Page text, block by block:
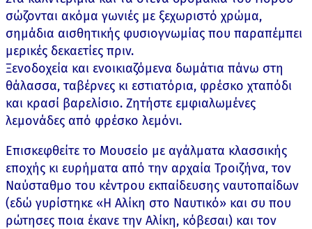
σώζονται ακόμα γωνιές με ξεχωριστό χρώμα,
σημάδια αισθητικής φυσιογνωμίας που παραπέμπει
μερικές δεκαετίες πριν.
Ξενοδοχεία και ενοικιαζόμενα δωμάτια πάνω στη
θάλασσα, ταβέρνες κι εστιατόρια, φρέσκο χταπόδι
και κρασί βαρελίσιο. Ζητήστε εμφιαλωμένες
λεμονάδες από φρέσκο λεμόνι.
Επισκεφθείτε το Μουσείο με αγάλματα κλασσικής
εποχής κι ευρήματα από την αρχαία Τροιζήνα, τον
Ναύσταθμο του κέντρου εκπαίδευσης ναυτοπαίδων
(εδώ γυρίστηκε «Η Αλίκη στο Ναυτικό» και συ που
ρώτησες ποια έκανε την Αλίκη, κόβεσαι) και τον